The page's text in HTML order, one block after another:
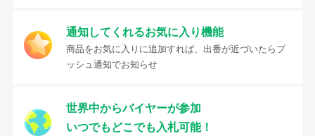
通知してくれるお気に入り機能
商品をお気に入りに追加すれば、出番が近づいたらプ
ッシュ通知でお知らせ
世界中からバイヤーが参加
いつでもどこでも入札可能！